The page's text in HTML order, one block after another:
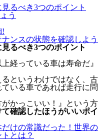
るべき3つのポイント
う
ンスの状態を確認しよう
るべき3つのポイント
経っている車は寿命だ』
というわけではなく、古
いる車であれば走行に問
がかっこいい！』という方
確認したほうがいいポイ
けの常識だった！世界の
とは？